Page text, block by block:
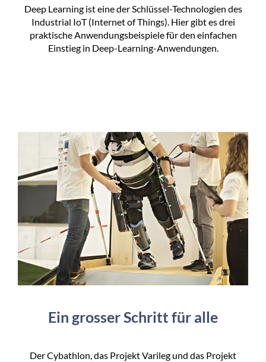
Deep Learning ist eine der Schlüssel-Technologien des
Industrial IoT (Internet of Things). Hier gibt es drei
praktische Anwendungsbeispiele für den einfachen
Einstieg in Deep-Learning-Anwendungen.
Ein grosser Schritt für alle
Der Cybathlon, das Projekt Varileg und das Projekt